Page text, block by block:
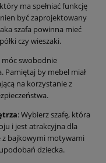
ma spełniać funkcję
być zaprojektowany
szafa powinna mieć
czy wieszaki.
móc swobodnie
Pamiętaj by mebel miał
na korzystanie z
: Wybierz szafę, która
i jest atrakcyjna dla
z bajkowymi motywami
dziecka.